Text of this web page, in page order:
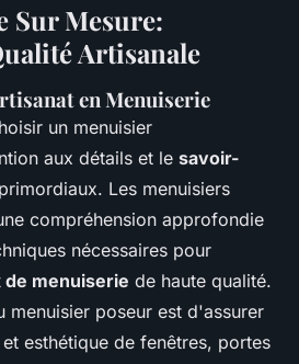
Sur Mesure:
Artisanale
en Menuiserie
un menuisier
aux détails et le savoir-
Les menuisiers
compréhension approfondie
nécessaires pour
de menuiserie de haute qualité.
menuisier poseur est d'assurer
esthétique de fenêtres, portes